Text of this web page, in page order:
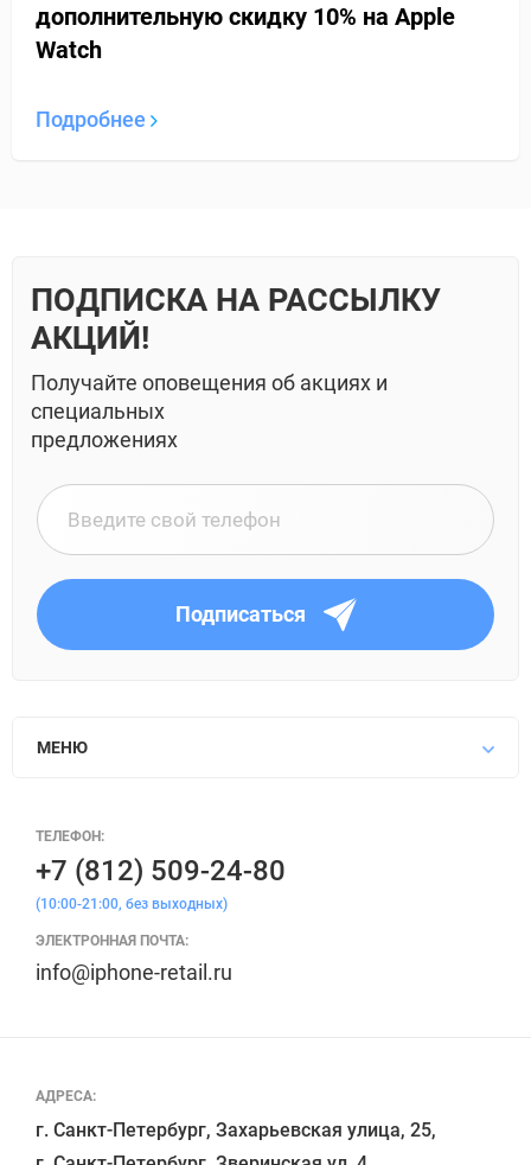
дополнительную скидку 10% на Apple
Watch
Подробнее
ПОДПИСКА НА РАССЫЛКУ
АКЦИЙ!
Получайте оповещения об акциях и
специальных
предложениях
Подписаться
МЕНЮ
АДРЕСА:
г. Санкт-Петербург, Захарьевская улица, 25,
ТЕЛЕФОН:
+7 (812) 509-24-80
(10:00-21:00, без выходных)
ЭЛЕКТРОННАЯ ПОЧТА:
info@iphone-retail.ru